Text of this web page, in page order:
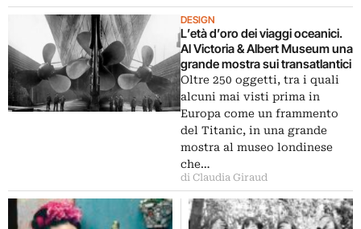
DESIGN
L’età d’oro dei viaggi oceanici.
Al Victoria & Albert Museum una
grande mostra sui transatlantici
Oltre 250 oggetti, tra i quali
alcuni mai visti prima in
Europa come un frammento
del Titanic, in una grande
mostra al museo londinese
che…
di Claudia Giraud